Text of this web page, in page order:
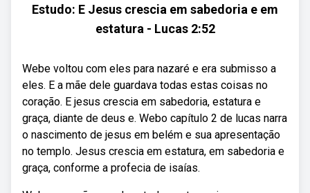
Estudo: E Jesus crescia em sabedoria e em
estatura - Lucas 2:52
Webe voltou com eles para nazaré e era submisso a
eles. E a mãe dele guardava todas estas coisas no
coração. E jesus crescia em sabedoria, estatura e
graça, diante de deus e. Webo capítulo 2 de lucas narra
o nascimento de jesus em belém e sua apresentação
no templo. Jesus crescia em estatura, em sabedoria e
graça, conforme a profecia de isaías.